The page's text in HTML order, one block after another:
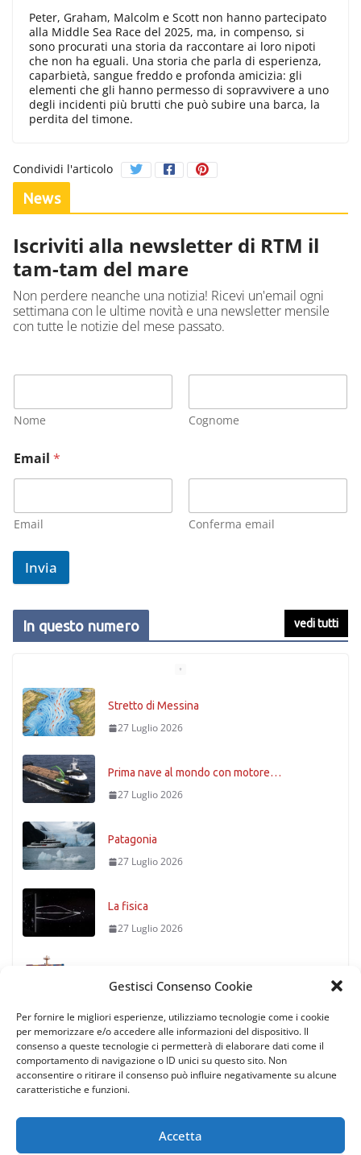
Gestisci Consenso Cookie
Per fornire le migliori esperienze, utilizziamo tecnologie come i cookie
per memorizzare e/o accedere alle informazioni del dispositivo. Il
consenso a queste tecnologie ci permetterà di elaborare dati come il
comportamento di navigazione o ID unici su questo sito. Non
acconsentire o ritirare il consenso può influire negativamente su alcune
caratteristiche e funzioni.
Accetta
Peter, Graham, Malcolm e Scott non hanno partecipato
alla Middle Sea Race del 2025, ma, in compenso, si
sono procurati una storia da raccontare ai loro nipoti
che non ha eguali. Una storia che parla di esperienza,
caparbietà, sangue freddo e profonda amicizia: gli
elementi che gli hanno permesso di sopravvivere a uno
degli incidenti più brutti che può subire una barca, la
perdita del timone.
Condividi l'articolo
News
Iscriviti alla newsletter di RTM il
tam-tam del mare
Non perdere neanche una notizia! Ricevi un'email ogni
settimana con le ultime novità e una newsletter mensile
con tutte le notizie del mese passato.
Nome Cognome
Email *
Email Conferma email
Invia
In questo numero vedi tutti
Stretto di Messina
27 Luglio 2026
Prima nave al mondo con motore…
27 Luglio 2026
Patagonia
27 Luglio 2026
La fisica
27 Luglio 2026
27 Luglio 2026